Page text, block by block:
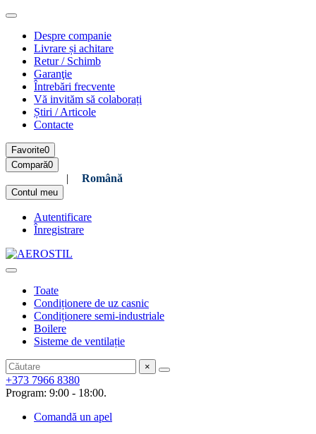
Despre companie
Livrare și achitare
Retur / Schimb
Garanţie
Întrebări frecvente
Vă invităm să colaborați
Știri / Articole
Contacte
Favorite0
Compară0
| Română
Contul meu
Autentificare
Înregistrare
Toate
Condiționere de uz casnic
Condiționere semi-industriale
Boilere
Sisteme de ventilație
×
+373 7966 8380
Program: 9:00 - 18:00.
Comandă un apel